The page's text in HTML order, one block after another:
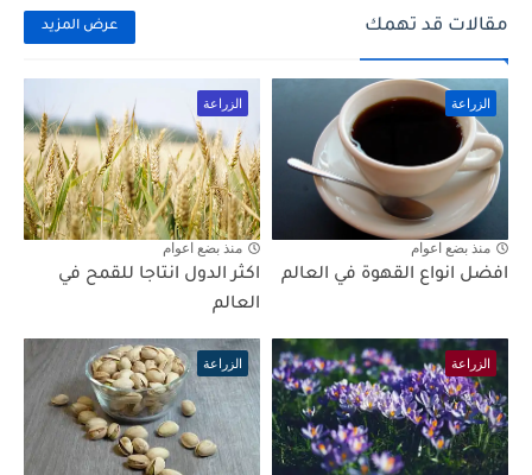
مقالات قد تهمك عرض المزيد
الزراعة
منذ بضع اعوام
افضل انواع القهوة في العالم
الزراعة
منذ بضع اعوام
اكثر الدول انتاجا للقمح في
العالم
الزراعة الزراعة